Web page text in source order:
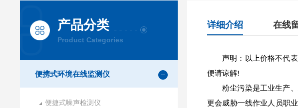
产品分类
Product Categories
便携式环境在线监测仪
便捷式噪声检测仪
详细介绍 在线
声明：以上价格不代
便请谅解!
粉尘污染是工业生产
更会威胁一线作业人员职